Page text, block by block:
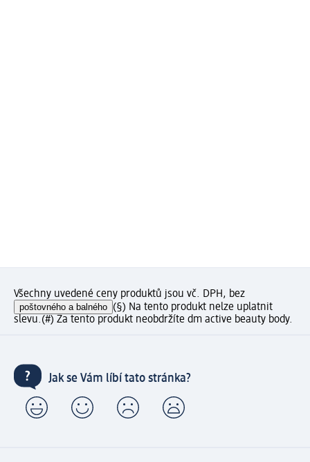
Všechny uvedené ceny produktů jsou vč. DPH, bez
poštovného a balného (§) Na tento produkt nelze uplatnit
slevu.(#) Za tento produkt neobdržíte dm active beauty body.
Jak se Vám líbí tato stránka?